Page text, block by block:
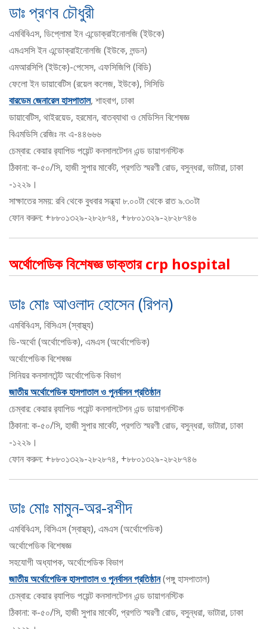
ডাঃ প্রণব চৌধুরী
এমবিবিএস, ডিপ্লোমা ইন এন্ডোক্রাইনোলজি (ইউকে)
এমএসসি ইন এন্ডোক্রাইনোলজি (ইউকে, লন্ডন)
এমআরসিপি (ইউকে)-পেসেস, এফসিজিপি (বিডি)
ফেলো ইন ডায়াবেটিস (রয়েল কলেজ, ইউকে), সিসিডি
বারডেম জেনারেল হাসপাতাল, শাহবাগ, ঢাকা
ডায়াবেটিস, থাইরয়েড, হরমোন, বাতব্যাথা ও মেডিসিন বিশেষজ্ঞ
বিএমডিসি রেজিঃ নং এ-৪৪৬৬৬
চেম্বার: কেয়ার র‍্যাপিড পয়েন্ট কনসালটেশন এন্ড ডায়াগনস্টিক
ঠিকানা: ক-৫০/সি, হাজী সুপার মার্কেট, প্রগতি স্মরণী রোড, বসুন্ধরা, ভাটারা, ঢাকা
-১২২৯।
সাক্ষাতের সময়: রবি থেকে বুধবার সন্ধ্যা ৮.০০টা থেকে রাত ৯.৩০টা
ফোন করুন: +৮৮০১৩২৯-২৮২৮৭৪, +৮৮০১৩২৯-২৮২৮৭৪৬
অর্থোপেডিক বিশেষজ্ঞ ডাক্তার crp hospital
ডাঃ মোঃ আওলাদ হোসেন (রিপন)
এমবিবিএস, বিসিএস (স্বাস্থ্য)
ডি-অর্থো (অর্থোপেডিক), এমএস (অর্থোপেডিক)
অর্থোপেডিক বিশেষজ্ঞ
সিনিয়র কনসালটেন্ট অর্থোপেডিক বিভাগ
জাতীয় অর্থোপেডিক হাসপাতাল ও পুনর্বাসন প্রতিষ্ঠান
চেম্বার: কেয়ার র‍্যাপিড পয়েন্ট কনসালটেশন এন্ড ডায়াগনস্টিক
ঠিকানা: ক-৫০/সি, হাজী সুপার মার্কেট, প্রগতি স্মরণী রোড, বসুন্ধরা, ভাটারা, ঢাকা
-১২২৯।
ফোন করুন: +৮৮০১৩২৯-২৮২৮৭৪, +৮৮০১৩২৯-২৮২৮৭৪৬
ডাঃ মোঃ মামুন-অর-রশীদ
এমবিবিএস, বিসিএস (স্বাস্থ্য), এমএস (অর্থোপেডিক)
অর্থোপেডিক বিশেষজ্ঞ
সহযোগী অধ্যাপক, অর্থোপেডিক বিভাগ
জাতীয় অর্থোপেডিক হাসপাতাল ও পুনর্বাসন প্রতিষ্ঠান(পঙ্গু হাসপাতাল)
চেম্বার: কেয়ার র‍্যাপিড পয়েন্ট কনসালটেশন এন্ড ডায়াগনস্টিক
ঠিকানা: ক-৫০/সি, হাজী সুপার মার্কেট, প্রগতি স্মরণী রোড, বসুন্ধরা, ভাটারা, ঢাকা